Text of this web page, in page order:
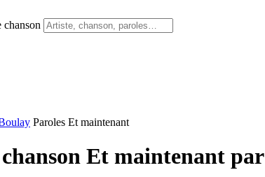
chanson
Paroles Et maintenant
Et maintenant par